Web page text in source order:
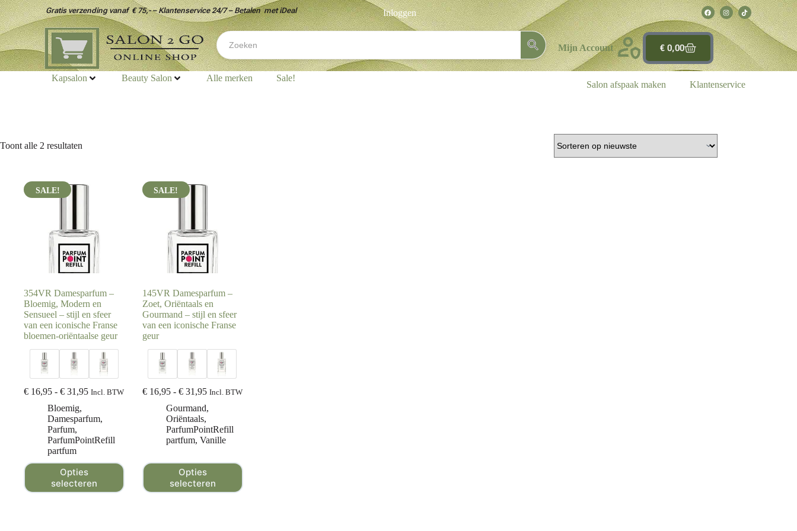
Gratis verzending vanaf € 75,- – Klantenservice 24/7 – Betalen met iDeal Inloggen
Mijn Account €0,00
Kapsalon Beauty Salon Alle merken Sale!
Salon afspaak maken Klantenservice
Toont alle 2 resultaten
354VR Damesparfum –
Bloemig, Modern en
Sensueel – stijl en sfeer
van een iconische Franse
bloemen-oriëntaalse geur
€ 16,95 - € 31,95 Incl. BTW
Bloemig,
Damesparfum,
Parfum,
ParfumPointRefill
partfum
Opties
selecteren
145VR Damesparfum –
Zoet, Oriëntaals en
Gourmand – stijl en sfeer
van een iconische Franse
geur
€16,95 - €31,95 Incl. BTW
Gourmand,
Oriëntaals,
ParfumPointRefill
partfum, Vanille
Opties
selecteren